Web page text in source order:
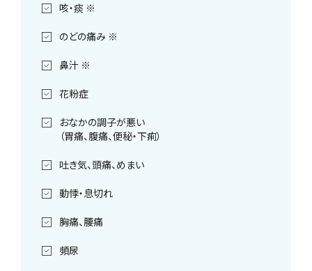
咳・痰 ※
のどの痛み ※
鼻汁 ※
花粉症
おなかの調子が悪い
（胃痛、腹痛、便秘・下痢）
吐き気、頭痛、めまい
動悸・息切れ
胸痛、腰痛
頻尿